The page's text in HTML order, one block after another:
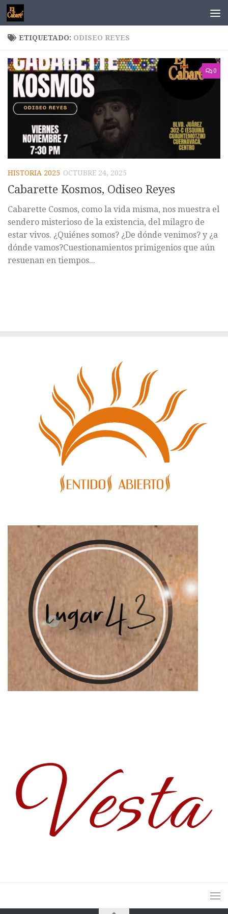
Saltar al contenido
ETIQUETADO: ODISEO REYES
0
HISTORIA 2025 OCTUBRE 24, 2025
Cabarette Kosmos, Odiseo Reyes
Cabarette Cosmos, como la vida misma, nos muestra el
sendero misterioso de la existencia, del milagro de
estar vivos. ¿Quiénes somos? ¿De dónde venimos? y ¿a
dónde vamos?Cuestionamientos primigenios que aún
resuenan en tiempos...